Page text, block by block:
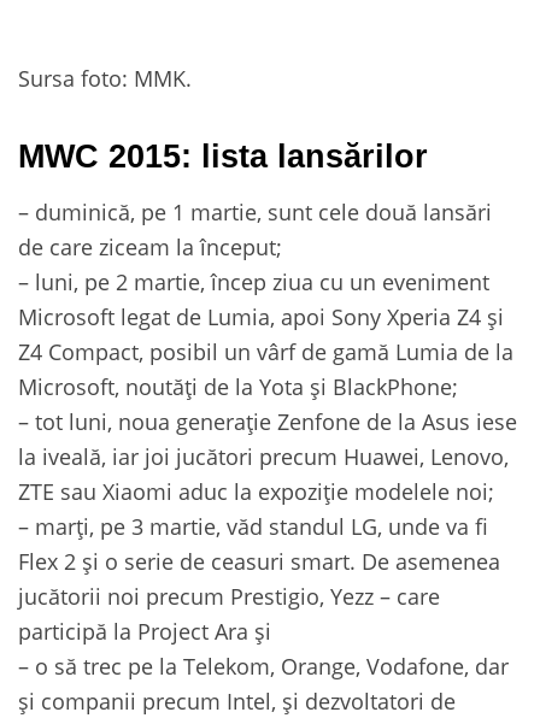
Sursa foto: MMK.
MWC 2015: lista lansărilor
– duminică, pe 1 martie, sunt cele două lansări
de care ziceam la început;
– luni, pe 2 martie, încep ziua cu un eveniment
Microsoft legat de Lumia, apoi Sony Xperia Z4 și
Z4 Compact, posibil un vârf de gamă Lumia de la
Microsoft, noutăți de la Yota și BlackPhone;
– tot luni, noua generație Zenfone de la Asus iese
la iveală, iar joi jucători precum Huawei, Lenovo,
ZTE sau Xiaomi aduc la expoziție modelele noi;
– marți, pe 3 martie, văd standul LG, unde va fi
Flex 2 și o serie de ceasuri smart. De asemenea
jucătorii noi precum Prestigio, Yezz – care
participă la Project Ara și
– o să trec pe la Telekom, Orange, Vodafone, dar
și companii precum Intel, și dezvoltatori de